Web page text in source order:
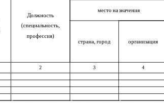
Должность
(специальность,
профессия)
место назначения
страна, город
организация
2 3 4